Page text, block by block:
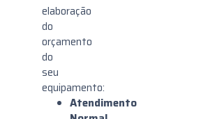
elaboração
do
orçamento
do
seu
equipamento:
Atendimento